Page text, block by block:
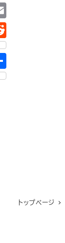
トップページ